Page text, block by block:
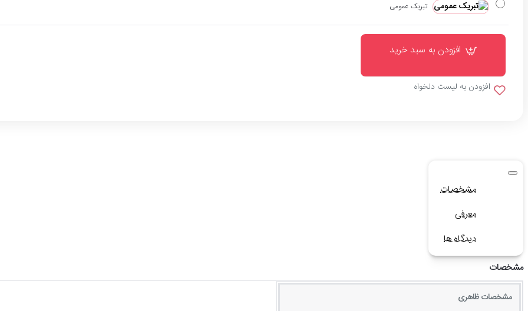
تبریک عمومی
افزودن به سبد خرید
افزودن به لیست دلخواه
مشخصات
معرفی
دیدگاه ها
مشخصات
مشخصات ظاهری